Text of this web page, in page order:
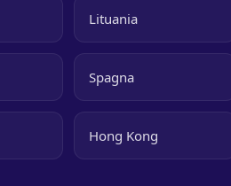
Lituania
Spagna
Hong Kong